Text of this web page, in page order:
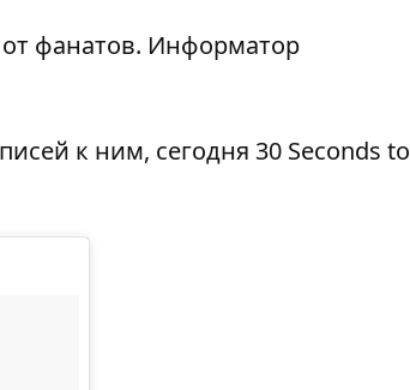
фанатов. Информатор
к ним, сегодня 30 Seconds to